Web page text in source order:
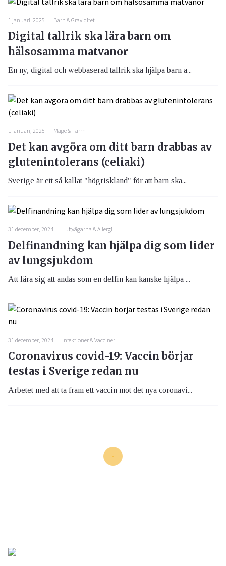
1 januari, 2025 Barn & Graviditet
Digital tallrik ska lära barn om
hälsosamma matvanor
En ny, digital och webbaserad tallrik ska hjälpa barn a...
1 januari, 2025 Mage & Tarm
Det kan avgöra om ditt barn drabbas av
glutenintolerans (celiaki)
Sverige är ett så kallat "högriskland" för att barn ska...
31 december, 2024 Luftvägarna & Allergi
Delfinandning kan hjälpa dig som lider
av lungsjukdom
Att lära sig att andas som en delfin kan kanske hjälpa ...
31 december, 2024 Infektioner & Vacciner
Coronavirus covid-19: Vaccin börjar
testas i Sverige redan nu
Arbetet med att ta fram ett vaccin mot det nya coronavi...